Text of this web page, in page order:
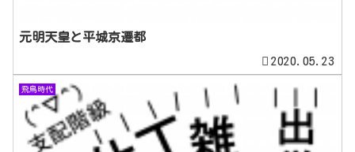
元明天皇と平城京遷都
2020.05.23
飛鳥時代